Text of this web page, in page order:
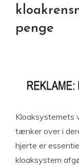
penge
Kloaksystemets
tænker over i
hjerte er
kloaksystem